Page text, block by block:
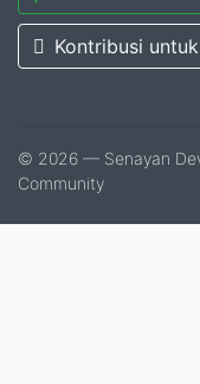
Kontribusi
© 2026 — Senayan
Community